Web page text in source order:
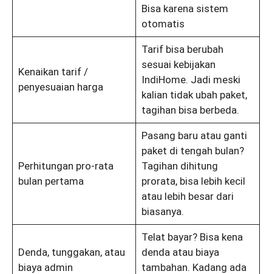
Bisa karena sistem
otomatis
Kenaikan tarif /
penyesuaian harga
Tarif bisa berubah
sesuai kebijakan
IndiHome. Jadi meski
kalian tidak ubah paket,
tagihan bisa berbeda.
Perhitungan pro-rata
bulan pertama
Pasang baru atau ganti
paket di tengah bulan?
Tagihan dihitung
prorata, bisa lebih kecil
atau lebih besar dari
biasanya.
Denda, tunggakan, atau
biaya admin
Telat bayar? Bisa kena
denda atau biaya
tambahan. Kadang ada